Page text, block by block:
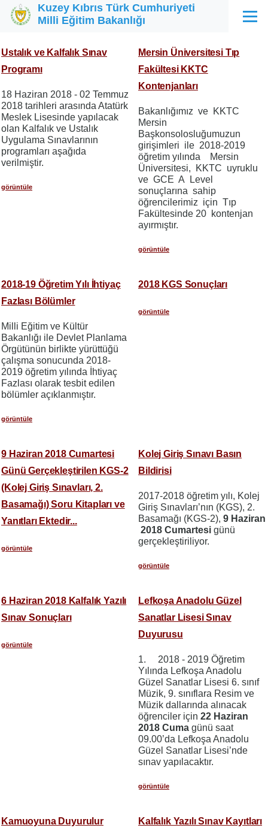
Ana içeriğe atla
Kuzey Kıbrıs Türk Cumhuriyeti
Milli Eğitim Bakanlığı
Menü
Ustalık ve Kalfalık Sınav
Programı
18 Haziran 2018 - 02 Temmuz
2018 tarihleri arasında Atatürk
Meslek Lisesinde yapılacak
olan Kalfalık ve Ustalık
Uygulama Sınavlarının
programları aşağıda
verilmiştir.
görüntüle
Mersin Üniversitesi Tıp
Fakültesi KKTC
Kontenjanları
Bakanlığımız ve KKTC
Mersin
Başkonsolosluğumuzun
girişimleri ile 2018-2019
öğretim yılında Mersin
Üniversitesi, KKTC uyruklu
ve GCE A Level
sonuçlarına sahip
öğrencilerimiz için Tıp
Fakültesinde 20 kontenjan
ayırmıştır.
görüntüle
2018-19 Öğretim Yılı İhtiyaç
Fazlası Bölümler
Milli Eğitim ve Kültür
Bakanlığı ile Devlet Planlama
Örgütünün birlikte yürüttüğü
çalışma sonucunda 2018-
2019 öğretim yılında İhtiyaç
Fazlası olarak tesbit edilen
bölümler açıklanmıştır.
görüntüle
2018 KGS Sonuçları
görüntüle
9 Haziran 2018 Cumartesi
Günü Gerçekleştirilen KGS-2
(Kolej Giriş Sınavları, 2.
Basamağı) Soru Kitapları ve
Yanıtları Ektedir...
görüntüle
Kolej Giriş Sınavı Basın
Bildirisi
2017-2018 öğretim yılı, Kolej
Giriş Sınavları’nın (KGS), 2.
Basamağı (KGS-2), 9 Haziran
2018 Cumartesi günü
gerçekleştiriliyor.
görüntüle
6 Haziran 2018 Kalfalık Yazılı
Sınav Sonuçları
görüntüle
Lefkoşa Anadolu Güzel
Sanatlar Lisesi Sınav
Duyurusu
1. 2018 - 2019 Öğretim
Yılında Lefkoşa Anadolu
Güzel Sanatlar Lisesi 6. sınıf
Müzik, 9. sınıflara Resim ve
Müzik dallarında alınacak
öğrenciler için 22 Haziran
2018 Cuma günü saat
09.00’da Lefkoşa Anadolu
Güzel Sanatlar Lisesi’nde
sınav yapılacaktır.
görüntüle
Kamuoyuna Duyurulur Kalfalık Yazılı Sınav Kayıtları